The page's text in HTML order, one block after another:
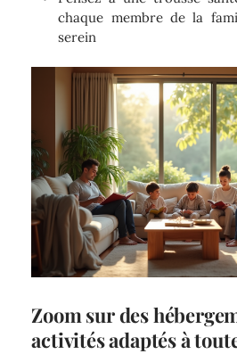
chaque membre de la
serein
Zoom sur des
activités adaptés à